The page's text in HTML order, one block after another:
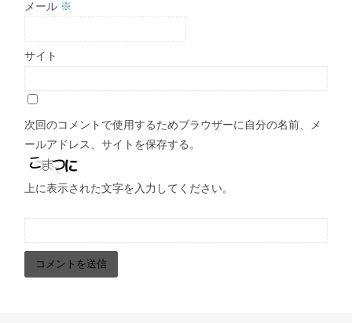
メール ※
サイト
次回のコメントで使用するためブラウザーに自分の名前、メ
ールアドレス、サイトを保存する。
上に表示された文字を入力してください。